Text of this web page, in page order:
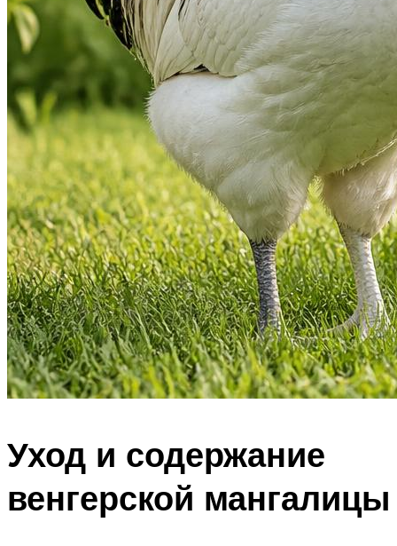
Уход и содержание
венгерской мангалицы